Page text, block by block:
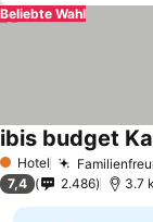
Beliebte Wahl
1 Sterne
Hotel
ibis budget
7,4 2.486 3.7